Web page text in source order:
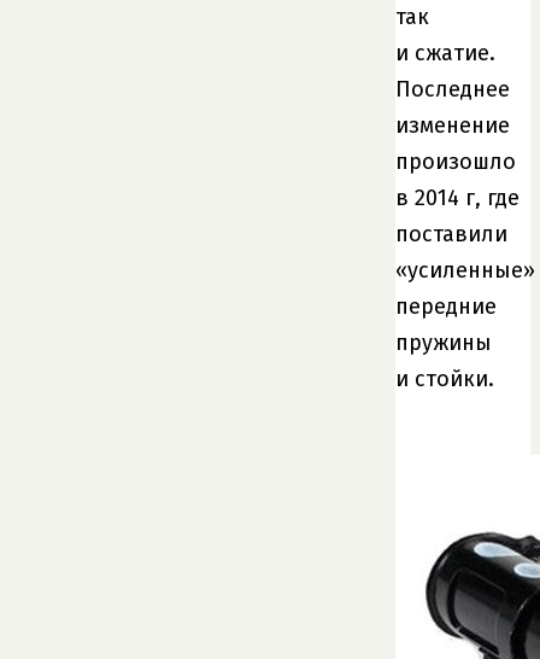
так
и сжатие.
Последнее
изменение
произошло
в 2014 г, где
поставили
«усиленные»
передние
пружины
и стойки.